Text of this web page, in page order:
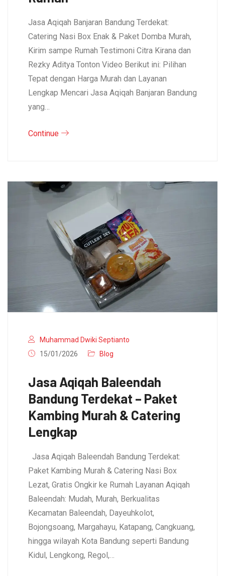
Jasa Aqiqah Banjaran Bandung Terdekat:
Catering Nasi Box Enak & Paket Domba Murah,
Kirim sampe Rumah Testimoni Citra Kirana dan
Rezky Aditya Tonton Video Berikut ini: Pilihan
Tepat dengan Harga Murah dan Layanan
Lengkap Mencari Jasa Aqiqah Banjaran Bandung
yang…
Continue
Muhammad Dwiki Septianto
15/01/2026
Blog
Jasa Aqiqah Baleendah
Bandung Terdekat – Paket
Kambing Murah & Catering
Lengkap
Jasa Aqiqah Baleendah Bandung Terdekat:
Paket Kambing Murah & Catering Nasi Box
Lezat, Gratis Ongkir ke Rumah Layanan Aqiqah
Baleendah: Mudah, Murah, Berkualitas
Kecamatan Baleendah, Dayeuhkolot,
Bojongsoang, Margahayu, Katapang, Cangkuang,
hingga wilayah Kota Bandung seperti Bandung
Kidul, Lengkong, Regol,…